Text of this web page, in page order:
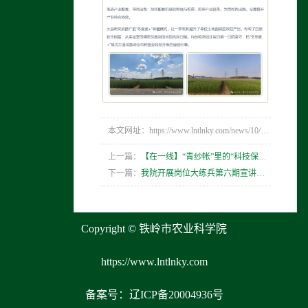
本文网址：https://www.lntlnky.com/news/10/480.html
上一篇：
【在一线】“青纱帐”里的“科技保卫战”
下一篇： 我院开展岗位大练兵第六期宣讲活动
Copyright © 铁岭市农业科学院
https://www.lntlnky.com
备案号：辽ICP备20004936号